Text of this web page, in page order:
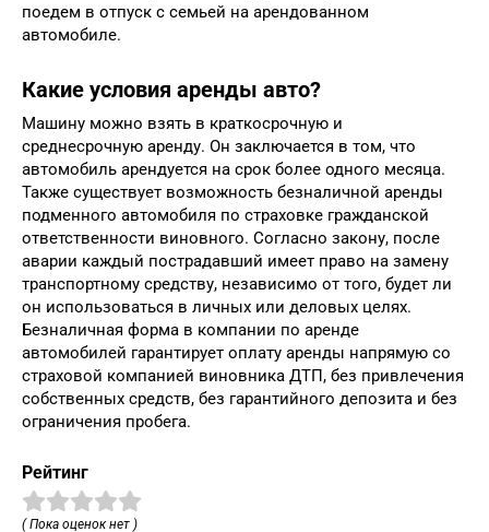
поедем в отпуск с семьей на арендованном
автомобиле.
Какие условия аренды авто?
Машину можно взять в краткосрочную и
среднесрочную аренду. Он заключается в том, что
автомобиль арендуется на срок более одного месяца.
Также существует возможность безналичной аренды
подменного автомобиля по страховке гражданской
ответственности виновного. Согласно закону, после
аварии каждый пострадавший имеет право на замену
транспортному средству, независимо от того, будет ли
он использоваться в личных или деловых целях.
Безналичная форма в компании по аренде
автомобилей гарантирует оплату аренды напрямую со
страховой компанией виновника ДТП, без привлечения
собственных средств, без гарантийного депозита и без
ограничения пробега.
Рейтинг
( Пока оценок нет )